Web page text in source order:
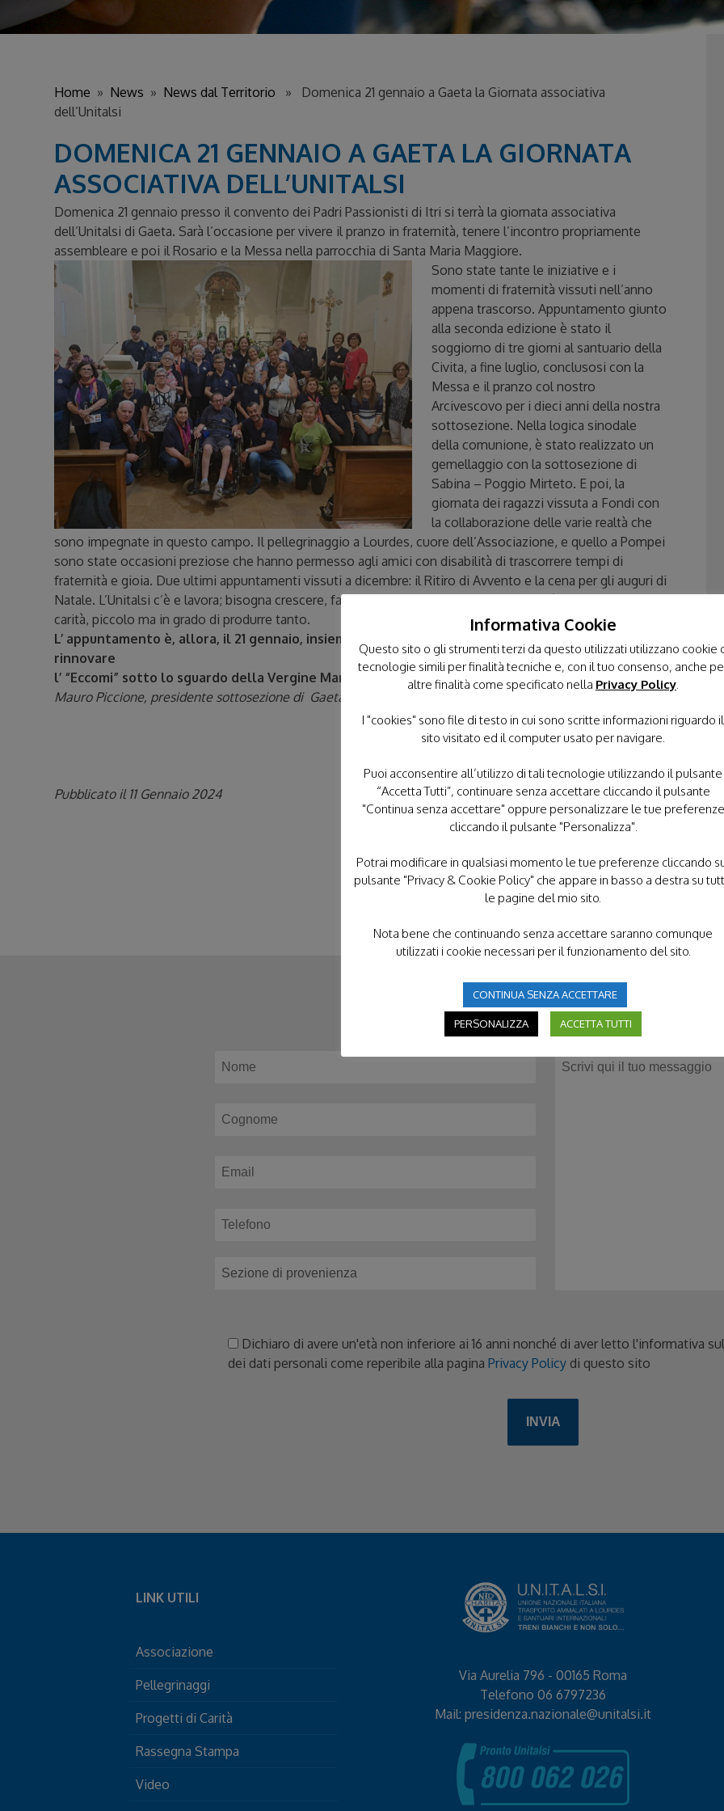
Home » News » News dal Territorio » Domenica 21 gennaio a Gaeta la Giornata associativa
dell’Unitalsi
DOMENICA 21 GENNAIO A GAETA LA GIORNATA
ASSOCIATIVA DELL’UNITALSI
Domenica 21 gennaio presso il convento dei Padri Passionisti di Itri si terrà la giornata associativa
dell’Unitalsi di Gaeta. Sarà l’occasione per vivere il pranzo in fraternità, tenere l’incontro propriamente
assembleare e poi il Rosario e la Messa nella parrocchia di Santa Maria Maggiore.
Sono state tante le iniziative e i
momenti di fraternità vissuti nell’anno
appena trascorso. Appuntamento giunto
alla seconda edizione è stato il
soggiorno di tre giorni al santuario della
Civita, a fine luglio, conclusosi con la
Messa e il pranzo col nostro
Arcivescovo per i dieci anni della nostra
sottosezione. Nella logica sinodale
della comunione, è stato realizzato un
gemellaggio con la sottosezione di
Sabina – Poggio Mirteto. E poi, la
giornata dei ragazzi vissuta a Fondi con
la collaborazione delle varie realtà che
sono impegnate in questo campo. Il pellegrinaggio a Lourdes, cuore dell’Associazione, e quello a Pompei
sono state occasioni preziose che hanno permesso agli amici con disabilità di trascorrere tempi di
fraternità e gioia. Due ultimi appuntamenti vissuti a dicembre: il Ritiro di Avvento e la cena per gli auguri di
Natale. L’Unitalsi c’è e lavora; bisogna crescere, farsi conoscere ed essere in ogni realtà quel “seme” di
carità, piccolo ma in grado di produrre tanto.
L’ appuntamento è, allora, il 21 gennaio, insieme all’assistente don Antonio Guglietta, per
rinnovare
l’ “Eccomi” sotto lo sguardo della Vergine Maria.
Mauro Piccione, presidente sottosezione di Gaeta – arcidiocesigaeta.it
Pubblicato il 11 Gennaio 2024
CONTATTACI
Dichiaro di avere un'età non inferiore ai 16 anni nonché di aver letto l'informativa
dei dati personali come reperibile alla pagina Privacy Policy di questo sito
LINK UTILI
Associazione
Pellegrinaggi
Progetti di Carità
Rassegna Stampa
Video
Via Aurelia 796 - 00165 Roma
Telefono 06 6797236
Mail: presidenza.nazionale@unitalsi.it
Informativa Cookie
Questo sito o gli strumenti terzi da questo utilizzati utilizzano cookie
tecnologie simili per finalità tecniche e, con il tuo consenso, anche
altre finalità come specificato nella Privacy Policy.
I "cookies" sono file di testo in cui sono scritte informazioni riguardo il
sito visitato ed il computer usato per navigare.
Puoi acconsentire all’utilizzo di tali tecnologie utilizzando il pulsante
“Accetta Tutti”, continuare senza accettare cliccando il pulsante
"Continua senza accettare" oppure personalizzare le tue preferenze
cliccando il pulsante "Personalizza".
Potrai modificare in qualsiasi momento le tue preferenze cliccando
pulsante "Privacy & Cookie Policy" che appare in basso a destra su
le pagine del mio sito.
Nota bene che continuando senza accettare saranno comunque
utilizzati i cookie necessari per il funzionamento del sito.
CONTINUA SENZA ACCETTARE
PERSONALIZZA ACCETTA TUTTI